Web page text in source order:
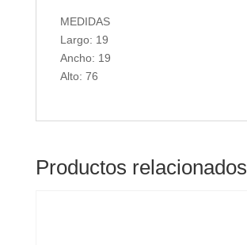
MEDIDAS
Largo: 19
Ancho: 19
Alto: 76
Productos relacionados